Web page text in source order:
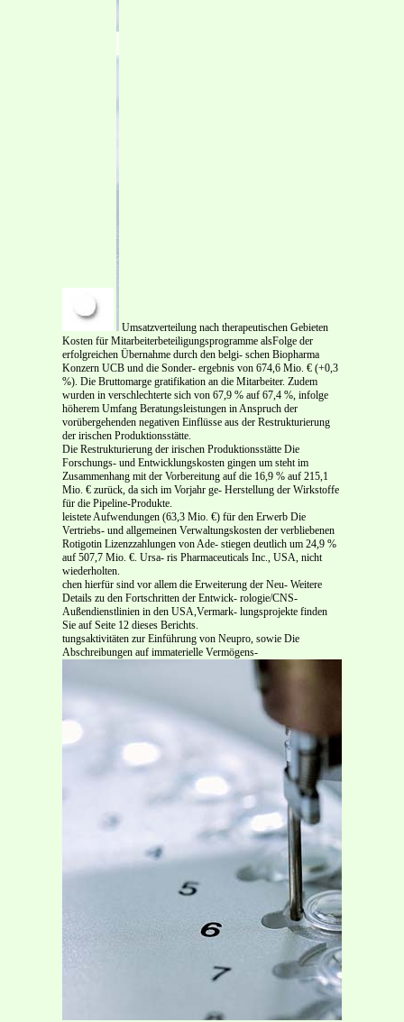
Umsatzverteilung nach therapeutischen Gebieten
Kosten für Mitarbeiterbeteiligungsprogramme alsFolge der
erfolgreichen Übernahme durch den belgi- schen Biopharma
Konzern UCB und die Sonder- ergebnis von 674,6 Mio. € (+0,3
%). Die Bruttomarge gratifikation an die Mitarbeiter. Zudem
wurden in verschlechterte sich von 67,9 % auf 67,4 %, infolge
höherem Umfang Beratungsleistungen in Anspruch der
vorübergehenden negativen Einflüsse aus der Restrukturierung
der irischen Produktionsstätte.
Die Restrukturierung der irischen Produktionsstätte Die
Forschungs- und Entwicklungskosten gingen um steht im
Zusammenhang mit der Vorbereitung auf die 16,9 % auf 215,1
Mio. € zurück, da sich im Vorjahr ge- Herstellung der Wirkstoffe
für die Pipeline-Produkte.
leistete Aufwendungen (63,3 Mio. €) für den Erwerb Die
Vertriebs- und allgemeinen Verwaltungskosten der verbliebenen
Rotigotin Lizenzzahlungen von Ade- stiegen deutlich um 24,9 %
auf 507,7 Mio. €. Ursa- ris Pharmaceuticals Inc., USA, nicht
wiederholten.
chen hierfür sind vor allem die Erweiterung der Neu- Weitere
Details zu den Fortschritten der Entwick- rologie/CNS-
Außendienstlinien in den USA,Vermark- lungsprojekte finden
Sie auf Seite 12 dieses Berichts.
tungsaktivitäten zur Einführung von Neupro, sowie Die
Abschreibungen auf immaterielle Vermögens-